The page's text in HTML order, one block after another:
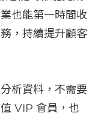
也能第一時間收
，持續提升顧客
析資料，不需要
VIP 會員，也